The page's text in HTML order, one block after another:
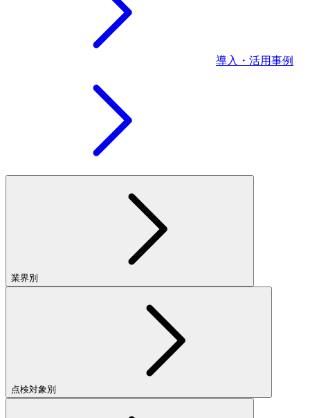
導入・活用事例
業界別
点検対象別